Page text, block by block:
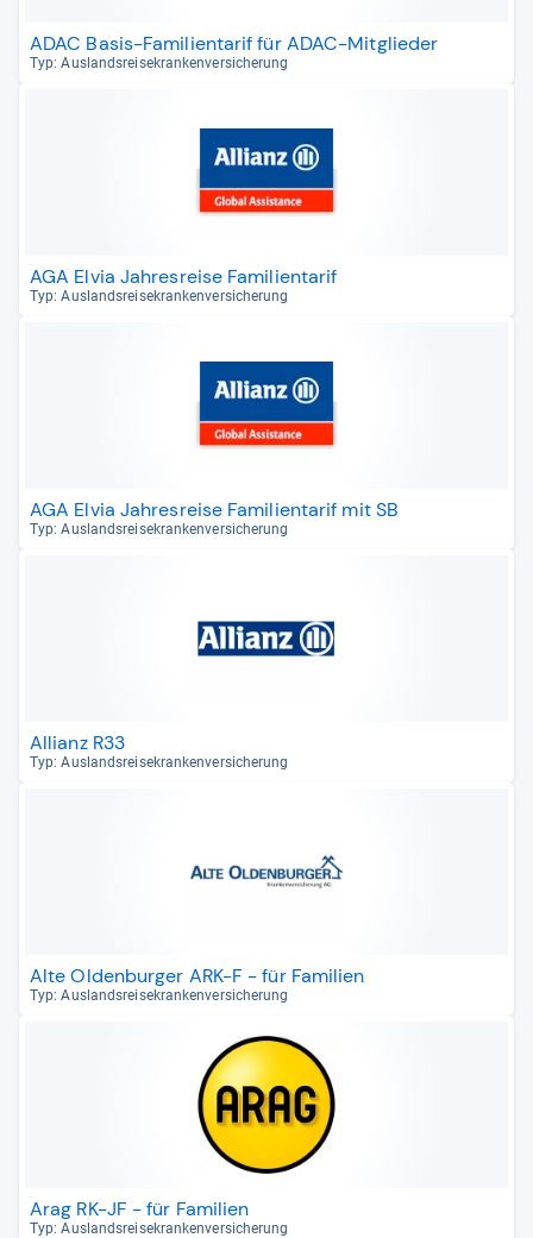
ADAC Basis-Familientarif für ADAC-Mitglieder
Typ: Aus­lands­rei­se­kran­ken­ver­si­che­rung
AGA Elvia Jahresreise Familientarif
Typ: Aus­lands­rei­se­kran­ken­ver­si­che­rung
AGA Elvia Jahresreise Familientarif mit SB
Typ: Aus­lands­rei­se­kran­ken­ver­si­che­rung
Allianz R33
Typ: Aus­lands­rei­se­kran­ken­ver­si­che­rung
Alte Oldenburger ARK-F - für Familien
Typ: Aus­lands­rei­se­kran­ken­ver­si­che­rung
Arag RK-JF - für Familien
Typ: Aus­lands­rei­se­kran­ken­ver­si­che­rung